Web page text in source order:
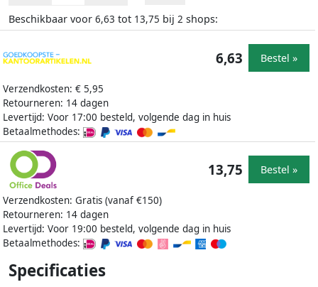
Beschikbaar voor 6,63 tot 13,75 bij 2 shops:
Verzendkosten: € 5,95
Retourneren: 14 dagen
Levertijd: Voor 17:00 besteld, volgende dag in huis
Betaalmethodes:
6,63 Bestel »
Verzendkosten: Gratis (vanaf €150)
Retourneren: 14 dagen
Levertijd: Voor 19:00 besteld, volgende dag in huis
Betaalmethodes:
13,75 Bestel »
Specificaties